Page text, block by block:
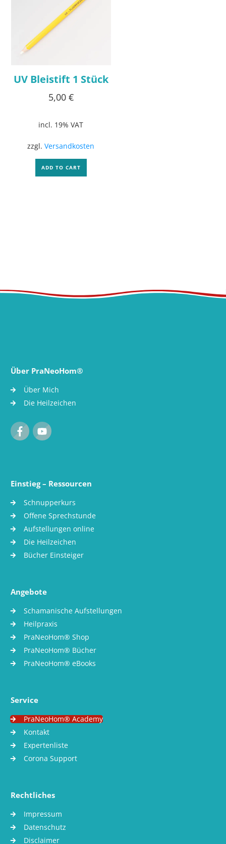
UV Bleistift 1 Stück
5,00 €
incl. 19% VAT
zzgl.Versandkosten
ADD TO CART
Über PraNeoHom®
Über Mich
Die Heilzeichen
Einstieg – Ressourcen
Schnupperkurs
Offene Sprechstunde
Aufstellungen online
Die Heilzeichen
Bücher Einsteiger
Angebote
Schamanische Aufstellungen
Heilpraxis
PraNeoHom® Shop
PraNeoHom® Bücher
PraNeoHom® eBooks
Service
PraNeoHom® Academy
Kontakt
Expertenliste
Corona Support
Rechtliches
Impressum
Datenschutz
Disclaimer